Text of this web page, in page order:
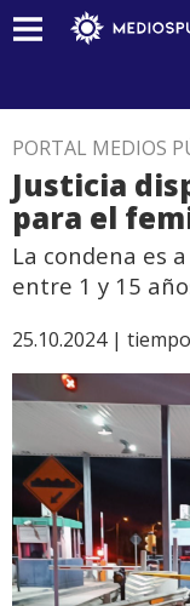
PORTAL MEDIOS
Justicia
para el
La condena es
entre 1 y 15
25.10.2024 |